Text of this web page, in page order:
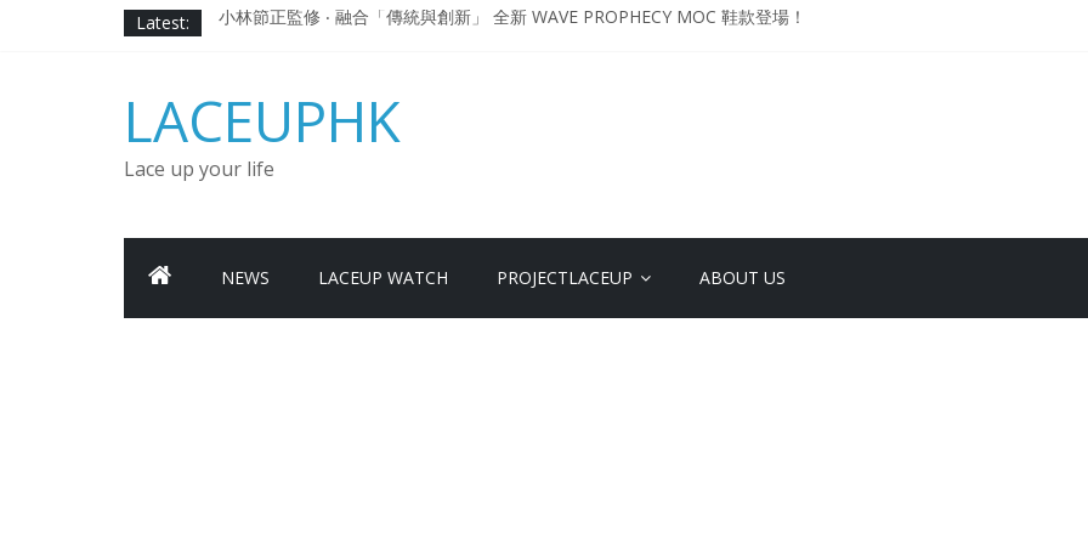
Latest:
小林節正監修 ‧ 融合「傳統與創新」 全新 WAVE PROPHECY MOC 鞋款登場！
由 Black Excellence 重新定義藝術時代單色調的影響力 New Balance x Joe Freshgoods MADE in USA 990v4
日本東京都創作分部提案 NEW BALANCE / TOKYO DESIGN STUDIO ML610 SLIP-ON
LACEUPHK
Lace up your life
NEWS LACEUP WATCH PROJECTLACEUP ABOUT US